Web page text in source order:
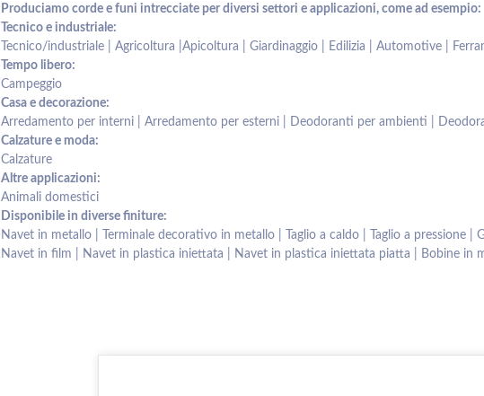
Produciamo corde e funi intrecciate per diversi settori e applicazioni, come ad esempio:
Tecnico e industriale:
Tecnico/industriale | Agricoltura |Apicoltura | Giardinaggio | Edilizia | Automotive |
Tempo libero:
Campeggio
Casa e decorazione:
Arredamento per interni | Arredamento per esterni | Deodoranti per ambienti |
Calzature e moda:
Calzature
Altre applicazioni:
Animali domestici
Disponibile in diverse finiture:
Navet in metallo | Terminale decorativo in metallo | Taglio a caldo | Taglio a pressione |
Navet in film | Navet in plastica iniettata | Navet in plastica iniettata piatta | Bobine in